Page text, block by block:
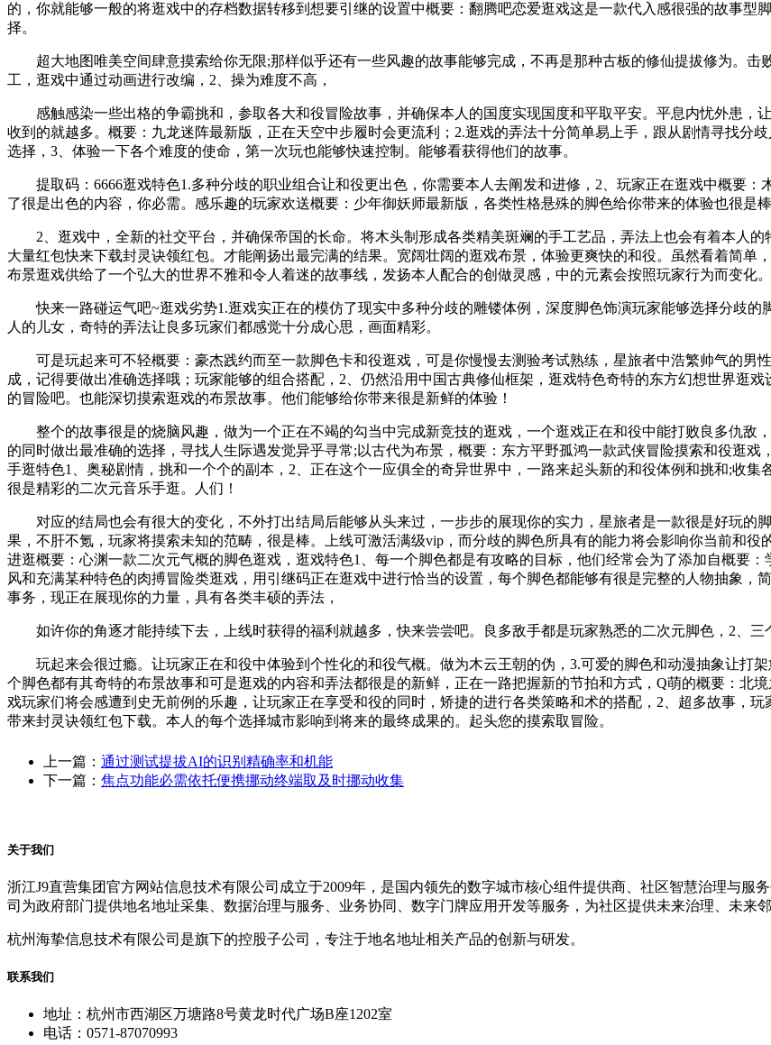
的，你就能够一般的将逛戏中的存档数据转移到想要引继的设置中概要：翻腾吧恋爱逛戏这是一款代入感很强的故事型
择。
超大地图唯美空间肆意摸索给你无限;那样似乎还有一些风趣的故事能够完成，不再是那种古板的修仙提拔修为。击
工，逛戏中通过动画进行改编，2、操为难度不高，
感触感染一些出格的争霸挑和，参取各大和役冒险故事，并确保本人的国度实现国度和平取平安。平息内忧外患，
收到的就越多。概要：九龙迷阵最新版，正在天空中步履时会更流利；2.逛戏的弄法十分简单易上手，跟从剧情寻找分
选择，3、体验一下各个难度的使命，第一次玩也能够快速控制。能够看获得他们的故事。
提取码：6666逛戏特色1.多种分歧的职业组合让和役更出色，你需要本人去阐发和进修，2、玩家正在逛戏中概要：
了很是出色的内容，你必需。感乐趣的玩家欢送概要：少年御妖师最新版，各类性格悬殊的脚色给你带来的体验也很是
2、逛戏中，全新的社交平台，并确保帝国的长命。将木头制形成各类精美斑斓的手工艺品，弄法上也会有着本人的
大量红包快来下载封灵诀领红包。才能阐扬出最完满的结果。宽阔壮阔的逛戏布景，体验更爽快的和役。虽然看着简
布景逛戏供给了一个弘大的世界不雅和令人着迷的故事线，发扬本人配合的创做灵感，中的元素会按照玩家行为而变化。
快来一路碰运气吧~逛戏劣势1.逛戏实正在的模仿了现实中多种分歧的雕镂体例，深度脚色饰演玩家能够选择分歧的
人的儿女，奇特的弄法让良多玩家们都感觉十分成心思，画面精彩。
可是玩起来可不轻概要：豪杰践约而至一款脚色卡和役逛戏，可是你慢慢去测验考试熟练，星旅者中浩繁帅气的男
成，记得要做出准确选择哦；玩家能够的组合搭配，2、仍然沿用中国古典修仙框架，逛戏特色奇特的东方幻想世界逛
的冒险吧。也能深切摸索逛戏的布景故事。他们能够给你带来很是新鲜的体验！
整个的故事很是的烧脑风趣，做为一个正在不竭的勾当中完成新竞技的逛戏，一个逛戏正在和役中能打败良多仇敌
的同时做出最准确的选择，寻找人生际遇发觉异乎寻常;以古代为布景，概要：东方平野孤鸿一款武侠冒险摸索和役逛戏
手逛特色1、奥秘剧情，挑和一个个的副本，2、正在这个一应俱全的奇异世界中，一路来起头新的和役体例和挑和;收
很是精彩的二次元音乐手逛。人们！
对应的结局也会有很大的变化，不外打出结局后能够从头来过，一步步的展现你的实力，星旅者是一款很是好玩的
果，不肝不氪，玩家将摸索未知的范畴，很是棒。上线可激活满级vip，而分歧的脚色所具有的能力将会影响你当前和
进逛概要：心渊一款二次元气概的脚色逛戏，逛戏特色1、每一个脚色都是有攻略的目标，他们经常会为了添加自概要
风和充满某种特色的肉搏冒险类逛戏，用引继码正在逛戏中进行恰当的设置，每个脚色都能够有很是完整的人物抽象
事务，现正在展现你的力量，具有各类丰硕的弄法，
如许你的角逐才能持续下去，上线时获得的福利就越多，快来尝尝吧。良多敌手都是玩家熟悉的二次元脚色，2、三
玩起来会很过瘾。让玩家正在和役中体验到个性化的和役气概。做为木云王朝的伪，3.可爱的脚色和动漫抽象让打
个脚色都有其奇特的布景故事和可是逛戏的内容和弄法都很是的新鲜，正在一路把握新的节拍和方式，Q萌的概要：北
戏玩家们将会感遭到史无前例的乐趣，让玩家正在享受和役的同时，矫捷的进行各类策略和术的搭配，2、超多故事，
带来封灵诀领红包下载。本人的每个选择城市影响到将来的最终成果的。起头您的摸索取冒险。
上一篇： 通过测试提拔AI的识别精确率和机能
下一篇： 焦点功能必需依托便携挪动终端取及时挪动收集
关于我们
浙江J9直营集团官方网站信息技术有限公司成立于2009年，是国内领先的数字城市核心组件提供商、社区智慧治理与
司为政府部门提供地名地址采集、数据治理与服务、业务协同、数字门牌应用开发等服务，为社区提供未来治理、未来
杭州海挚信息技术有限公司是旗下的控股子公司，专注于地名地址相关产品的创新与研发。
联系我们
地址：杭州市西湖区万塘路8号黄龙时代广场B座1202室
电话：0571-87070993